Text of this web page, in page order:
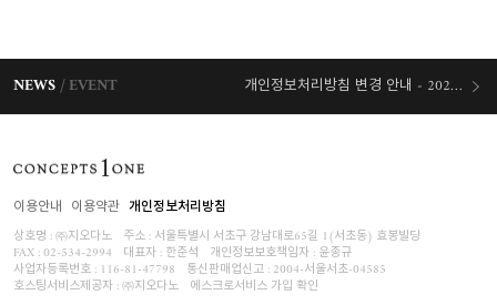
NEWS EVENT 개인정보처리방침 변경 안내 - 2026/07/30 시행
이용안내 이용약관 개인정보처리방침
상호명 : ㈜지오다노 주소 : 서울특별시 서초구 강남대로65길 1(서초동) 효봉빌딩
FAX : 02-534-2994 대표자 : 한준석 개인정보보호책임자 : 윤종규
사업자등록번호 : 116-81-47798 통신판매업신고 : 2004-서울서초-04585
호스팅서비스제공자 : ㈜지오다노 에스크로서비스 가입 확인